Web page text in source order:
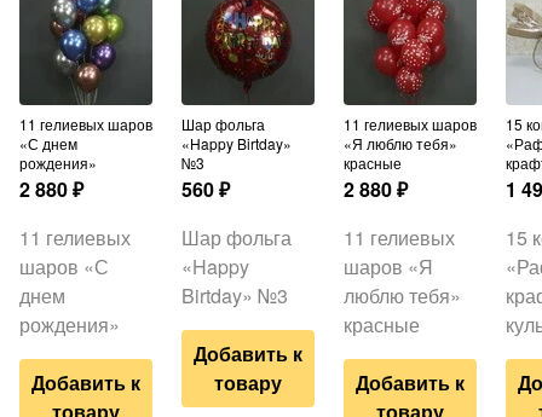
11 гелиевых шаров
«С днем
рождения»
2 880₽
11 гелиевых
шаров «С
днем
рождения»
Добавить к
Шар фольга
«Happy Birtday»
№3
560₽
Шар фольга
«Happy
Birtday» №3
Добавить к
товару
11 гелиевых шаров
«Я люблю тебя»
красные
2 880₽
11 гелиевых
шаров «Я
люблю тебя»
красные
Добавить к
15 конфет
1
15